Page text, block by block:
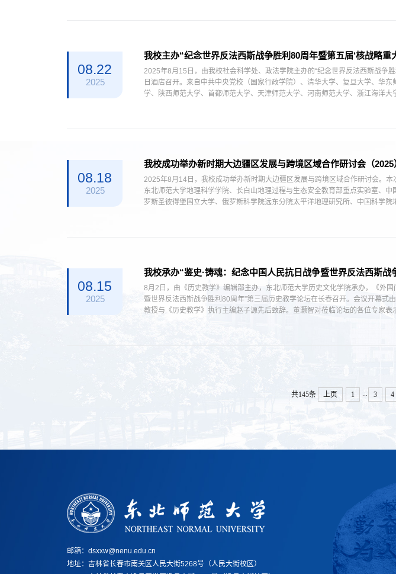
08.22
2025
我校主办“纪念世界反法西斯战争胜利80周年暨第五届‘核战略重
2025年8月15日，由我校社会科学处、政法学院主办的“纪念世界反法西斯战争
日酒店召开。来自中共中央党校（国家行政学院）、清华大学、复旦大学、华
学、陕西师范大学、首都师范大学、天津师范大学、河南师范大学、浙江海洋
08.18
2025
我校成功举办新时期大边疆区发展与跨境区域合作研讨会（2025
2025年8月14日，我校成功举办新时期大边疆区发展与跨境区域合作研讨会。本
东北师范大学地理科学学院、长白山地理过程与生态安全教育部重点实验室、
罗斯圣彼得堡国立大学、俄罗斯科学院远东分院太平洋地理研究所、中国科学
08.15
2025
我校承办“鉴史·铸魂：纪念中国人民抗日战争暨世界反法西斯
8月2日，由《历史教学》编辑部主办，东北师范大学历史文化学院承办，《外
暨世界反法西斯战争胜利80周年”第三届历史教学论坛在长春召开。会议开幕式
教授与《历史教学》执行主编赵子源先后致辞。董灏智对莅临论坛的各位专家
共145条 上页 1 ... 3 4
邮箱：dsxxw@nenu.edu.cn
地址： 吉林省长春市南关区人民大街5268号（人民大街校区）